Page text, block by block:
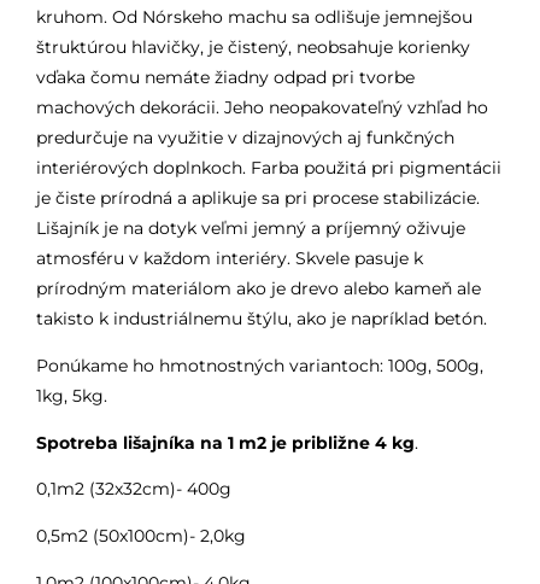
kruhom. Od Nórskeho machu sa odlišuje jemnejšou
štruktúrou hlavičky, je čistený, neobsahuje korienky
vďaka čomu nemáte žiadny odpad pri tvorbe
machových dekorácii. Jeho neopakovateľný vzhľad ho
predurčuje na využitie v dizajnových aj funkčných
interiérových doplnkoch. Farba použitá pri pigmentácii
je čiste prírodná a aplikuje sa pri procese stabilizácie.
Lišajník je na dotyk veľmi jemný a príjemný oživuje
atmosféru v každom interiéry. Skvele pasuje k
prírodným materiálom ako je drevo alebo kameň ale
takisto k industriálnemu štýlu, ako je napríklad betón.
Ponúkame ho hmotnostných variantoch: 100g, 500g,
1kg, 5kg.
Spotreba lišajníka na 1 m2 je približne 4 kg.
0,1m2 (32x32cm)- 400g
0,5m2 (50x100cm)- 2,0kg